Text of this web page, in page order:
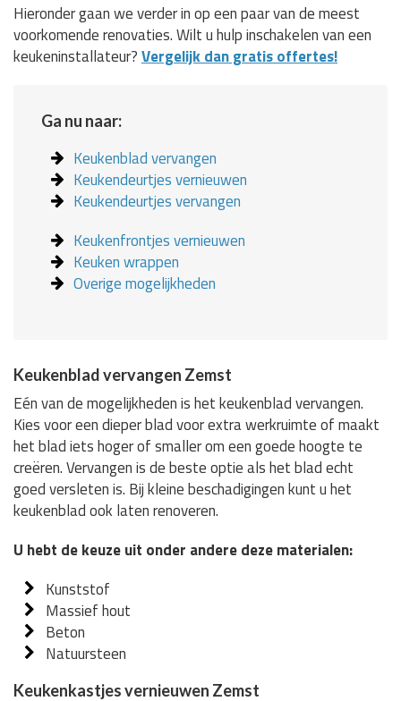
Hieronder gaan we verder in op een paar van de meest
voorkomende renovaties. Wilt u hulp inschakelen van een
keukeninstallateur?Vergelijk dan gratis offertes!
Ga nu naar:
Keukenblad vervangen
Keukendeurtjes vernieuwen
Keukendeurtjes vervangen
Keukenfrontjes vernieuwen
Keuken wrappen
Overige mogelijkheden
Keukenblad vervangen Zemst
Eén van de mogelijkheden is het keukenblad vervangen.
Kies voor een dieper blad voor extra werkruimte of maakt
het blad iets hoger of smaller om een goede hoogte te
creëren. Vervangen is de beste optie als het blad echt
goed versleten is. Bij kleine beschadigingen kunt u het
keukenblad ook laten renoveren.
U hebt de keuze uit onder andere deze materialen:
Kunststof
Massief hout
Beton
Natuursteen
Keukenkastjes vernieuwen Zemst